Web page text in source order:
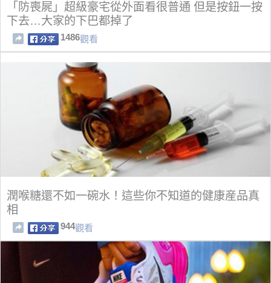
「防喪屍」超級豪宅從外面看很普通 但是按鈕一按
下去…大家的下巴都掉了
1486觀看
潤喉糖還不如一碗水！這些你不知道的健康産品真
相
944觀看